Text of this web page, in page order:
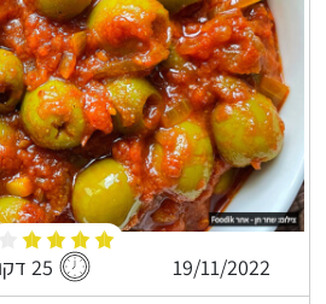
19/11/2022 25 דקות